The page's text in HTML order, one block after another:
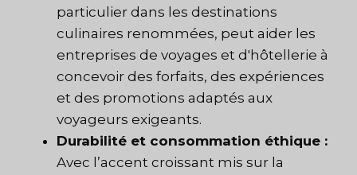
particulier dans les destinations
culinaires renommées, peut aider les
entreprises de voyages et d'hôtellerie à
concevoir des forfaits, des expériences
et des promotions adaptés aux
voyageurs exigeants.
Durabilité et consommation éthique :
Avec l’accent croissant mis sur la